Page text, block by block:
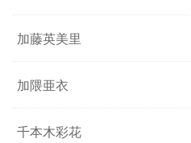
加藤英美里
加隈亜衣
千本木彩花